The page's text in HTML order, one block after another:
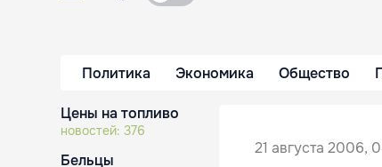
Политика Экономика Общество
Цены на топливо
новостей: 376
Бельцы
21 августа 2006,